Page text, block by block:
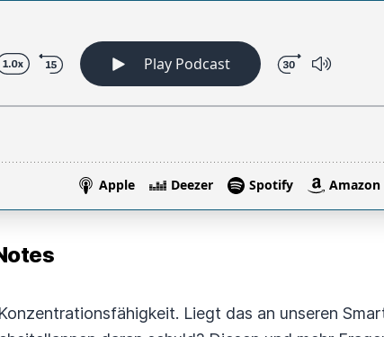
Liegt das an unseren